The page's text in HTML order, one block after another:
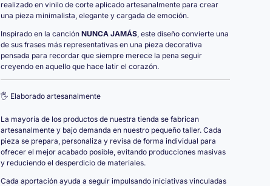
realizado en vinilo de corte aplicado artesanalmente para crear
una pieza minimalista, elegante y cargada de emoción.
Inspirado en la canción NUNCA JAMÁS, este diseño convierte una
de sus frases más representativas en una pieza decorativa
pensada para recordar que siempre merece la pena seguir
creyendo en aquello que hace latir el corazón.
🖐️ Elaborado artesanalmente
La mayoría de los productos de nuestra tienda se fabrican
artesanalmente y bajo demanda en nuestro pequeño taller. Cada
pieza se prepara, personaliza y revisa de forma individual para
ofrecer el mejor acabado posible, evitando producciones masivas
y reduciendo el desperdicio de materiales.
Cada aportación ayuda a seguir impulsando iniciativas vinculadas